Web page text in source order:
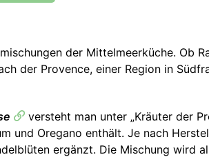
der Mittelmeerküche. Ob
der Provence, einer Region in
versteht man unter „Kräuter der
und Oregano enthält. Je nach
ergänzt. Die Mischung wird